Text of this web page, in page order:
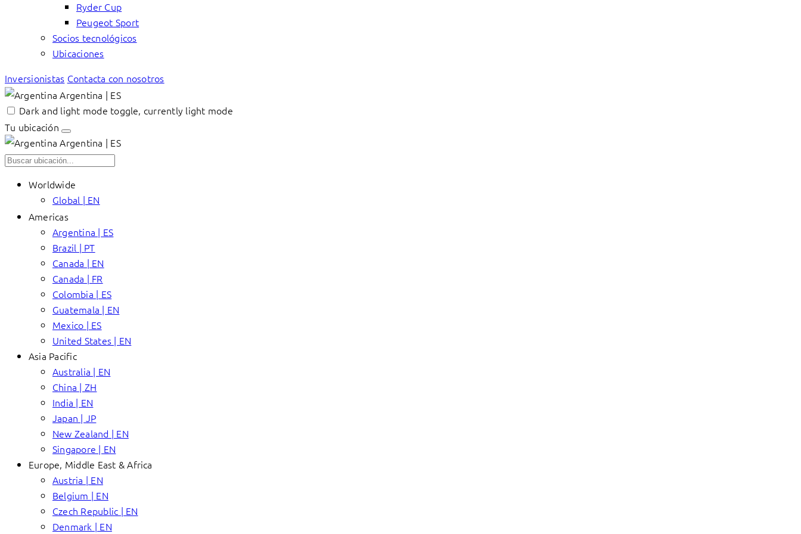
Ryder Cup
Peugeot Sport
Socios tecnológicos
Ubicaciones
Inversionistas Contacta con nosotros
Argentina | ES
Dark and light mode toggle, currently light mode
Tu ubicación
Argentina | ES
Worldwide
Global | EN
Americas
Argentina | ES
Brazil | PT
Canada | EN
Canada | FR
Colombia | ES
Guatemala | EN
Mexico | ES
United States | EN
Asia Pacific
Australia | EN
China | ZH
India | EN
Japan | JP
New Zealand | EN
Singapore | EN
Europe, Middle East & Africa
Austria | EN
Belgium | EN
Czech Republic | EN
Denmark | EN